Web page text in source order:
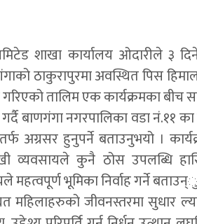
शाखा कार्यालय ओदारीले ३
ठाकुरापुरमा अवस्थित पिस
तालिम एक कार्यक्रमका बीच
बाणगंगा नगरपालिका वडा नं.११
अग्रसर हुनुपर्ने बताउनुभयो ।
व्यवसायले कुनै ठोस उपलब्धि
महत्वपूर्ण भूमिका निर्वाह गर्ने
महिलाहरुको जीवनस्तरमा सुधार